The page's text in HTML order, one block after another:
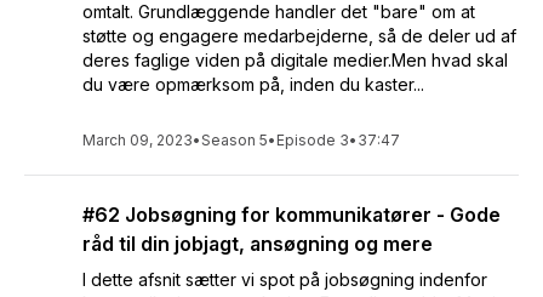
omtalt. Grundlæggende handler det "bare" om at
støtte og engagere medarbejderne, så de deler ud af
deres faglige viden på digitale medier.Men hvad skal
du være opmærksom på, inden du kaster...
March 09, 2023•Season 5• Episode 3• 37:47
#62 Jobsøgning for kommunikatører - Gode
råd til din jobjagt, ansøgning og mere
I dette afsnit sætter vi spot på jobsøgning indenfor